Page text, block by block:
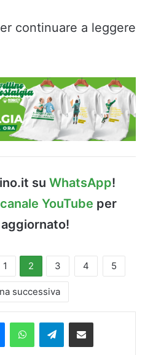
continuare a leggere
su WhatsApp!
YouTube per
1 2 3 4 5
successiva
MessengerWhatsAppTelegramCondividi via Email